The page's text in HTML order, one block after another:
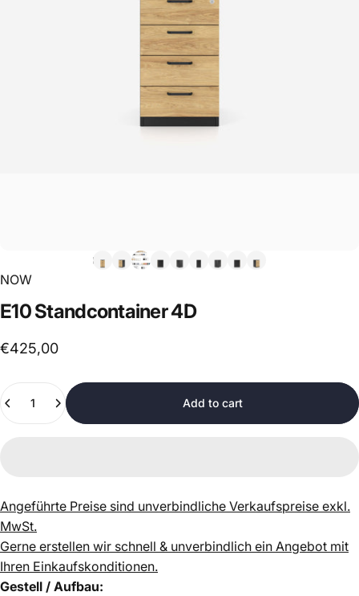
NOW
E10Standcontainer4D
€425,00
Quantity
Add to cart
Angeführte Preise sind unverbindliche Verkaufspreise exkl.
MwSt.
Gerne erstellen wir schnell & unverbindlich ein Angebot mit
Ihren Einkaufskonditionen.
Gestell / Aufbau: